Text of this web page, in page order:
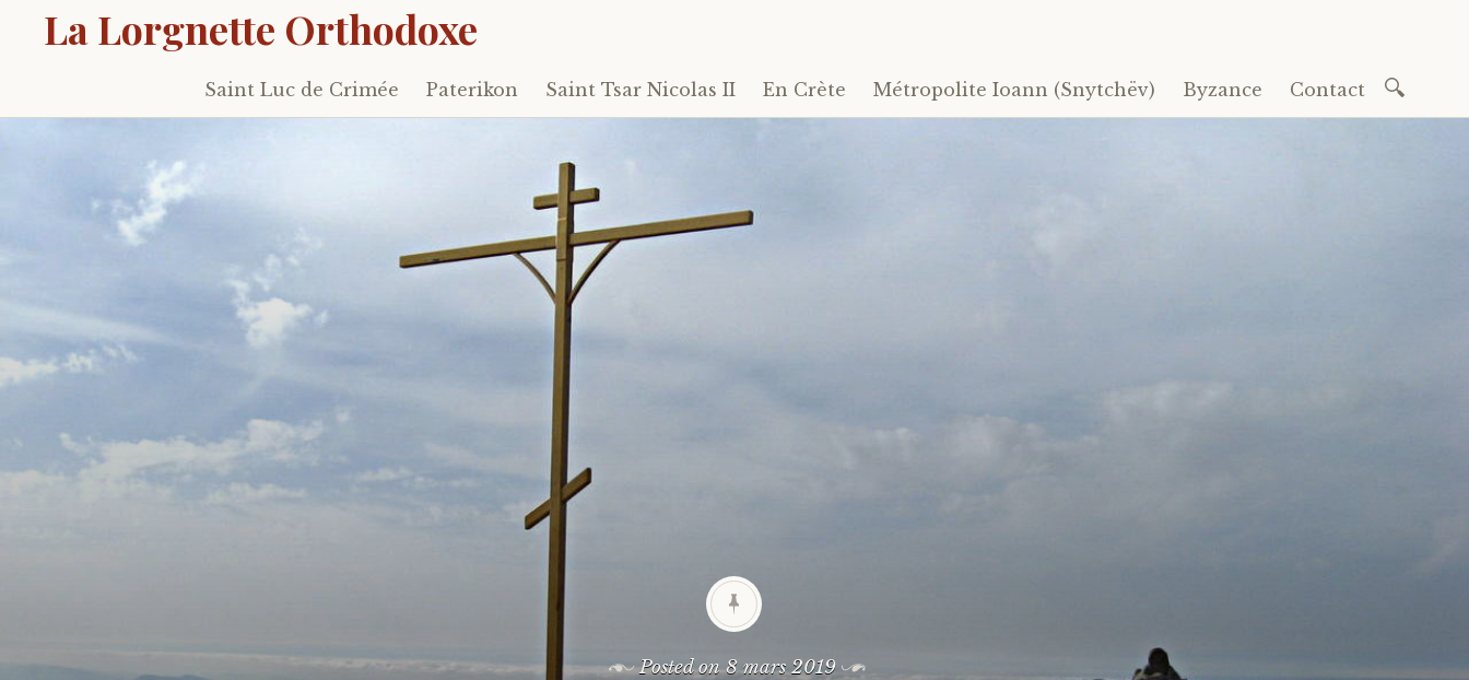
La Lorgnette Orthodoxe
Skip
to
Saint Luc de Crimée Paterikon Saint Tsar Nicolas II En Crète Métropolite Ioann (Snytchëv) Byzance Contact
Posted on8 mars 2019